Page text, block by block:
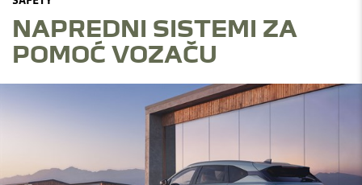
NAPREDNI SISTEMI ZA
POMOĆ VOZAČU